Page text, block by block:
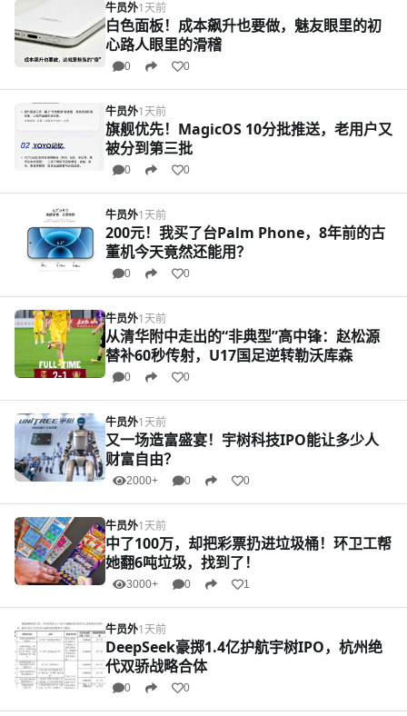
牛员外1天前
白色面板！成本飙升也要做，魅友眼里的初
心路人眼里的滑稽
0 0
牛员外1天前
旗舰优先！MagicOS 10分批推送，老用户又
被分到第三批
0 0
牛员外1天前
200元！我买了台Palm Phone，8年前的古
董机今天竟然还能用？
0 0
牛员外1天前
从清华附中走出的“非典型”高中锋：赵松源
替补60秒传射，U17国足逆转勒沃库森
0 0
牛员外1天前
又一场造富盛宴！宇树科技IPO能让多少人
财富自由？
2000+ 0 0
牛员外1天前
中了100万，却把彩票扔进垃圾桶！环卫工帮
她翻6吨垃圾，找到了！
3000+ 0 1
牛员外1天前
DeepSeek豪掷1.4亿护航宇树IPO，杭州绝
代双骄战略合体
0 0